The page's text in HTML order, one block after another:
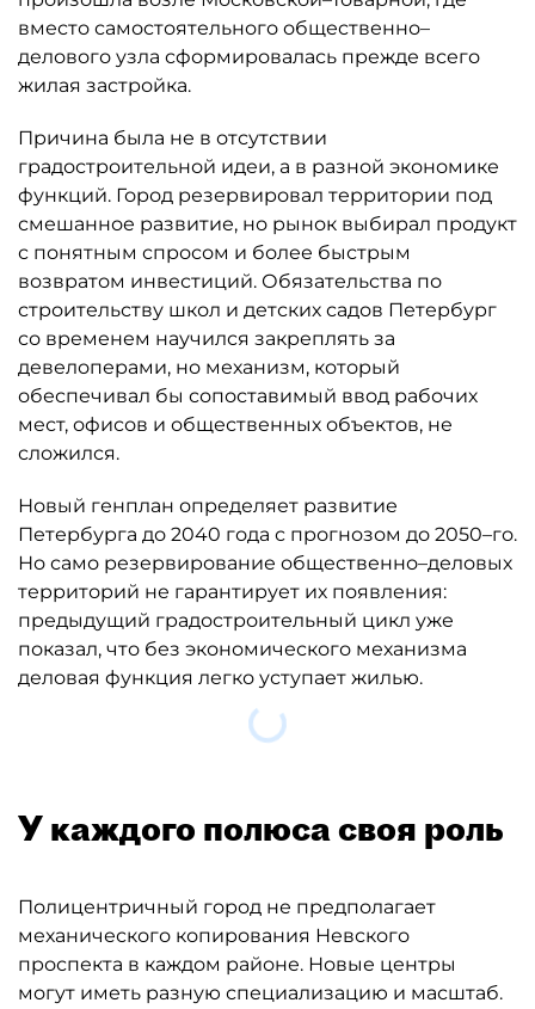
делового узла сформировалась прежде всего
жилая застройка.
Причина была не в отсутствии
функций. Город резервировал территории под
смешанное развитие, но рынок выбирал продукт
с понятным спросом и более быстрым
возвратом инвестиций. Обязательства по
строительству школ и детских садов Петербург
со временем научился закреплять за
девелоперами, но механизм, который
обеспечивал бы сопоставимый ввод рабочих
мест, офисов и общественных объектов, не
сложился.
Новый генплан определяет развитие
Но само резервирование общественно–деловых
территорий не гарантирует их появления:
предыдущий градостроительный цикл уже
показал, что без экономического механизма
деловая функция легко уступает жилью.
Загрузка....
проспекта в каждом районе. Новые центры
могут иметь разную специализацию и масштаб.
На севере наиболее оформленный деловой